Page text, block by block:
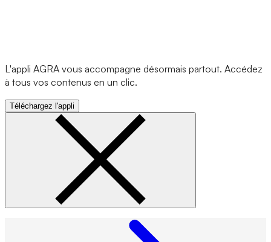
L'appli AGRA vous accompagne désormais partout. Accédez
à tous vos contenus en un clic.
Téléchargez l'appli